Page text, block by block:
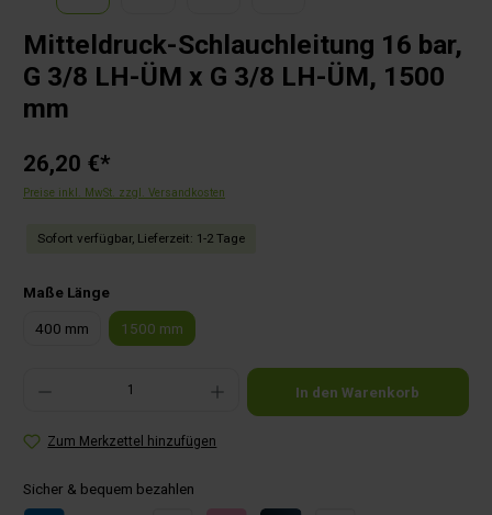
Mitteldruck-Schlauchleitung 16 bar,
G 3/8 LH-ÜM x G 3/8 LH-ÜM, 1500
mm
26,20 €*
Preise inkl. MwSt. zzgl. Versandkosten
Sofort verfügbar, Lieferzeit: 1-2 Tage
Maße Längeauswählen
400 mm 1500 mm
Produkt Anzahl: Gib den gewünschten Wert ein oder benutze die Schaltflächen um die
In den Warenkorb
Zum Merkzettel hinzufügen
Sicher & bequem bezahlen